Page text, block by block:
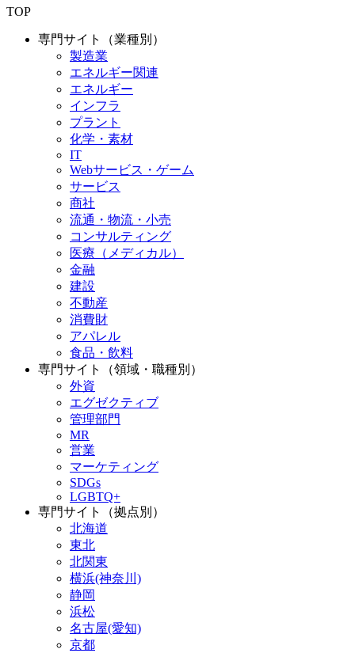
TOP
専門サイト（業種別）
製造業
エネルギー関連
エネルギー
インフラ
プラント
化学・素材
IT
Webサービス・ゲーム
サービス
商社
流通・物流・小売
コンサルティング
医療（メディカル）
金融
建設
不動産
消費財
アパレル
食品・飲料
専門サイト（領域・職種別）
外資
エグゼクティブ
管理部門
MR
営業
マーケティング
SDGs
LGBTQ+
専門サイト（拠点別）
北海道
東北
北関東
横浜(神奈川)
静岡
浜松
名古屋(愛知)
京都